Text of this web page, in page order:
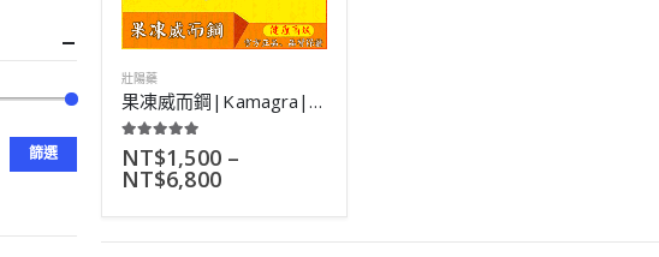
壯陽藥
果凍威而鋼|Kamagra|全新水果味液態威|多種口味可選|7小包
5.00out of 5
NT$1,500–
NT$6,800
篩選